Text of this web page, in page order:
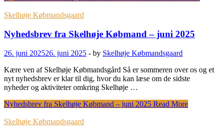
Skelhøje Købmandsgaard
Nyhedsbrev fra Skelhøje Købmand – juni 2025
26. juni 202526. juni 2025 - by Skelhøje Købmandsgaard
Kære ven af Skelhøje Købmandsgård Så er sommeren over os og et
nyt nyhedsbrev er klar til dig, hvor du kan læse om de sidste
nyheder og aktiviteter omkring Skelhøje …
Nyhedsbrev fra Skelhøje Købmand – juni 2025 Read More
Skelhøje Købmandsgaard